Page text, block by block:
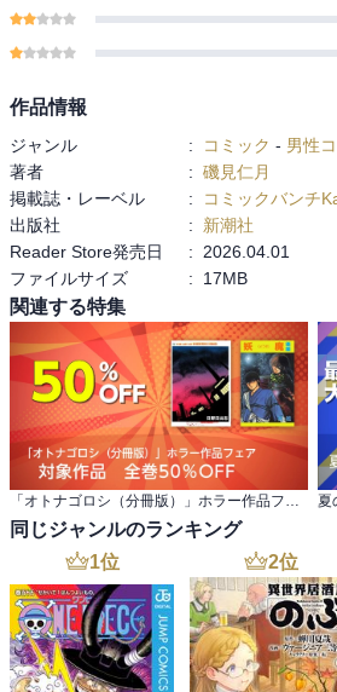
作品情報
ジャンル : コミック - 男性
著者
: 磯見仁月
掲載誌・レーベル
:
コミックバンチ
出版社
:
新潮社
Reader Store発売日
:
2026.04.01
ファイルサイズ
: 17MB
関連する特集
「オトナゴロシ（分冊版）」ホラー作品フェア 対象作品 全巻50％OFF 夏
同じジャンルのランキング
1位 2位